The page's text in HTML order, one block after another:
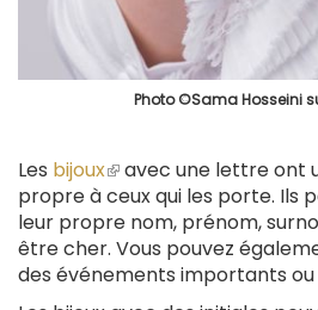
Photo ©Sama Hosseini
Les bijoux(le
lien
est
externe)
avec une lettre ont
propre à ceux qui les porte. Ils
leur propre nom, prénom,
être cher. Vous pouvez
des événements importants ou